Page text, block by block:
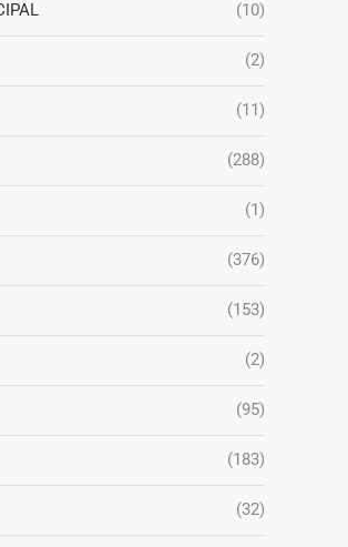
(10)
(2)
(11)
(288)
(1)
(376)
(153)
(2)
(95)
(183)
(32)